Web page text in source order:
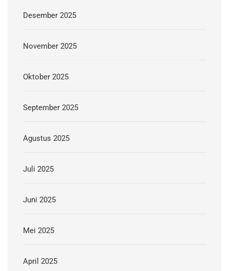
Desember 2025
November 2025
Oktober 2025
September 2025
Agustus 2025
Juli 2025
Juni 2025
Mei 2025
April 2025